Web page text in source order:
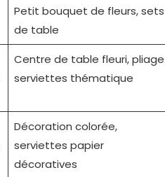
Petit bouquet de fleurs, sets
de table
Centre de table fleuri, pliage
serviettes thématique
Décoration colorée,
serviettes papier
décoratives